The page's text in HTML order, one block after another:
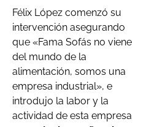
Félix López comenzó su
intervención asegurando
que «Fama Sofás no viene
del mundo de la
alimentación, somos una
empresa industrial», e
introdujo la labor y la
actividad de esta empresa